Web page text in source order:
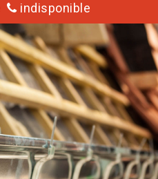
indisponible